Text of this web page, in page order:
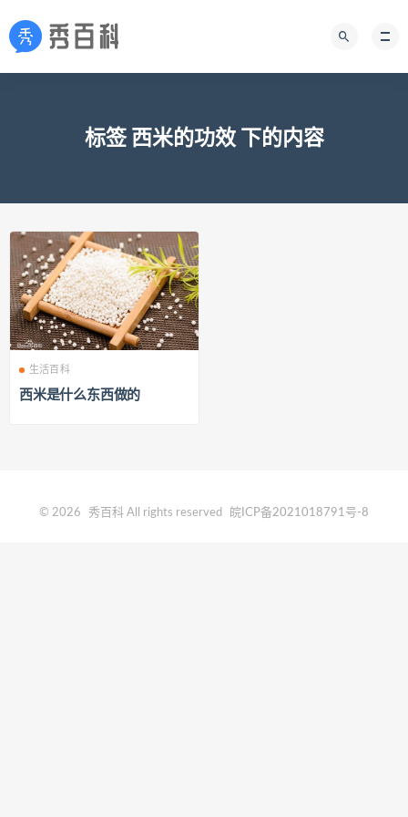
标签 西米的功效 下的内容
生活百科
西米是什么东西做的
© 2026 秀百科 All rights reserved 皖ICP备2021018791号-8